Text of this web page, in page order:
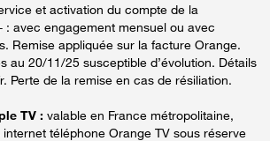
et activation du compte de la
: avec engagement mensuel ou avec
Remise appliquée sur la facture Orange.
au 20/11/25 susceptible d’évolution. Détails
Perte de la remise en cas de résiliation.
TV : valable en France métropolitaine,
téléphone Orange TV sous réserve